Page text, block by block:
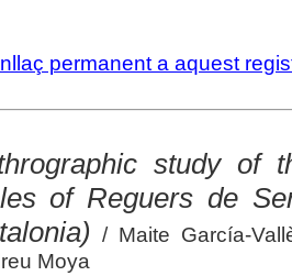
permanent a aquest
study of
of Reguers de
/ Maite García-
Moya